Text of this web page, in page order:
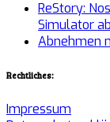
ReStory:
Simulator
Abnehmen
Rechtliches:
Impressum